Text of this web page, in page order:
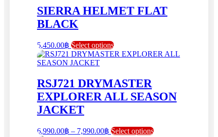
multiple
variants.
may
be
chosen
product
page
SIERRA HELMET FLAT
BLACK
5,450.00฿ Select optionsThis
product
variants.
The
options
on
RSJ721 DRYMASTER
EXPLORER ALL SEASON
JACKET
6,990.00฿ – 7,990.00฿ Price
Select optionsThis